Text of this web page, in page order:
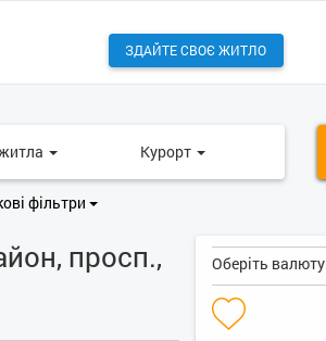
ЗДАЙТЕ СВОЄ ЖИТЛО
Курорт
фільтри
просп.,
Оберіть валюту